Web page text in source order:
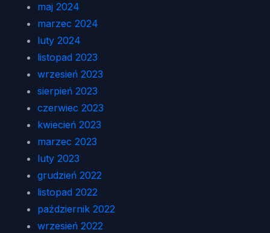
maj 2024
marzec 2024
luty 2024
listopad 2023
wrzesień 2023
sierpień 2023
czerwiec 2023
kwiecień 2023
marzec 2023
luty 2023
grudzień 2022
listopad 2022
październik 2022
wrzesień 2022